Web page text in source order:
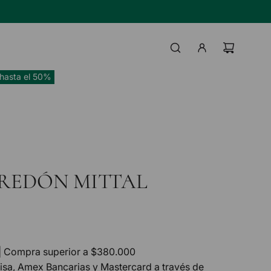
BANCO HIPOTECARIO
el 50%
MITTAL
| Compra superior a $380.000
Amex Bancarias y Mastercard a través de